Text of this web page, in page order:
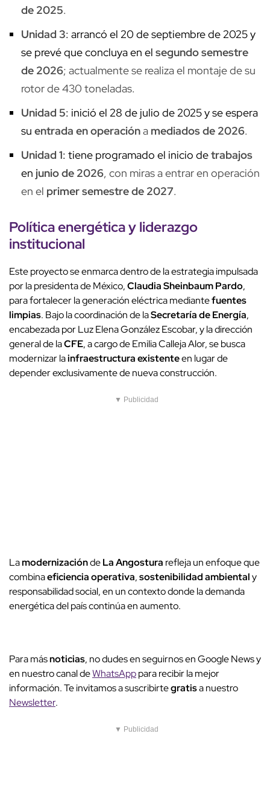
de 2025.
Unidad 3: arrancó el 20 de septiembre de 2025 y
se prevé que concluya en el segundo semestre
de 2026; actualmente se realiza el montaje de su
rotor de 430 toneladas.
Unidad 5: inició el 28 de julio de 2025 y se espera
su entrada en operacióna mediados de 2026.
Unidad 1: tiene programado el inicio detrabajos
en junio de 2026, con miras a entrar en operación
en el primer semestre de 2027.
Política energética y liderazgo
institucional
Este proyecto se enmarca dentro de la estrategia impulsada
por la presidenta de México,Claudia Sheinbaum Pardo,
para fortalecer la generación eléctrica mediantefuentes
limpias. Bajo la coordinación de laSecretaría de Energía,
encabezada por Luz Elena González Escobar, y la dirección
general de laCFE, a cargo de Emilia Calleja Alor, se busca
modernizar lainfraestructura existenteen lugar de
depender exclusivamente de nueva construcción.
▼ Publicidad
LamodernizacióndeLa Angostura refleja un enfoque que
combinaeficiencia operativa,sostenibilidad ambientaly
responsabilidad social, en un contexto donde la demanda
energética del país continúa en aumento.
Para másnoticias, no dudes en seguirnos en Google News y
en nuestro canal deWhatsApppara recibir la mejor
información. Te invitamos a suscribirtegratisa nuestro
Newsletter.
▼ Publicidad